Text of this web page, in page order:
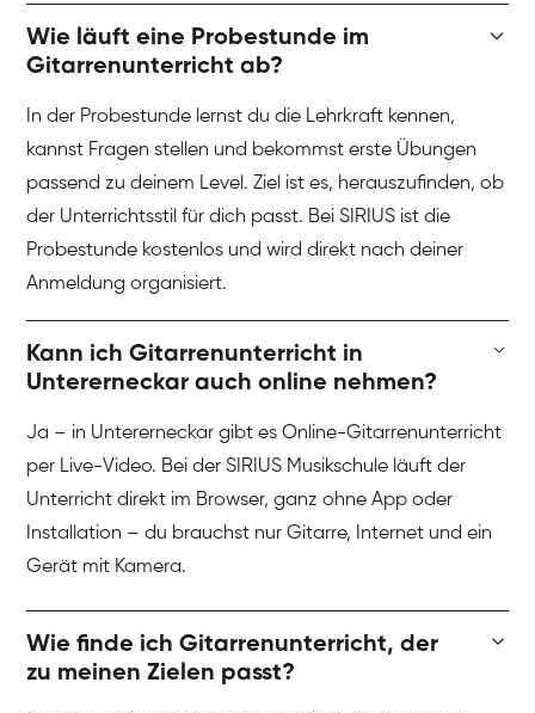
Wie läuft eine Probestunde im
Gitarrenunterricht ab?
In der Probestunde lernst du die Lehrkraft kennen,
kannst Fragen stellen und bekommst erste Übungen
passend zu deinem Level. Ziel ist es, herauszufinden, ob
der Unterrichtsstil für dich passt. Bei SIRIUS ist die
Probestunde kostenlos und wird direkt nach deiner
Anmeldung organisiert.
Kann ich Gitarrenunterricht in
Untererneckar auch online nehmen?
Ja – in Untererneckar gibt es Online-Gitarrenunterricht
per Live-Video. Bei der SIRIUS Musikschule läuft der
Unterricht direkt im Browser, ganz ohne App oder
Installation – du brauchst nur Gitarre, Internet und ein
Gerät mit Kamera.
Wie finde ich Gitarrenunterricht, der
zu meinen Zielen passt?